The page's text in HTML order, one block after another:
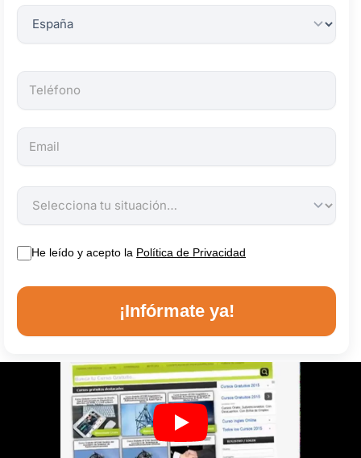
He leído y acepto la Política de Privacidad
¡Infórmate ya!